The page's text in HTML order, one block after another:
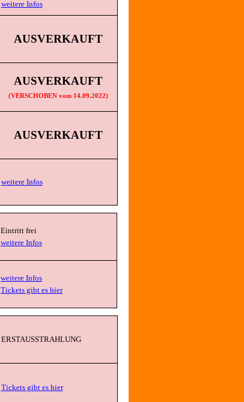
weitere Infos
AUSVERKAUFT
AUSVERKAUFT
(VERSCHOBEN vom 14.09.2022)
AUSVERKAUFT
weitere Infos
Eintritt frei
weitere Infos
weitere Infos
Tickets gibt es hier
ERSTAUSSTRAHLUNG
Tickets gibt es hier